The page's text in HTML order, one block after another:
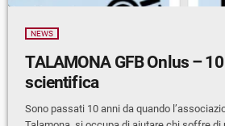
NEWS
TALAMONA GFB Onlus –
scientifica
Sono passati 10 anni da quando